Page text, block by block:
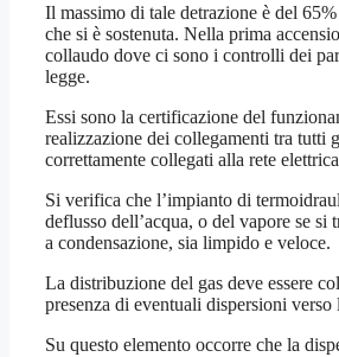
Il massimo di tale detrazione è del 65%
che si è sostenuta. Nella prima
collaudo dove ci sono i controlli dei
legge.
Essi sono la certificazione del
realizzazione dei collegamenti tra tutti
correttamente collegati alla rete
Si verifica che l’impianto di
deflusso dell’acqua, o del vapore se si
a condensazione, sia limpido e veloce.
La distribuzione del gas deve essere
presenza di eventuali dispersioni verso
Su questo elemento occorre che la